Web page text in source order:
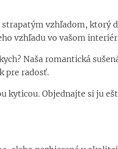
vzhľadom, ktorý
vzhľadu vo vašom
Naša romantická
pre radosť.
kyticou. Objednajte si ju